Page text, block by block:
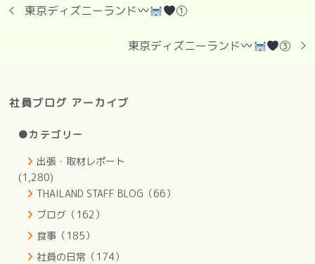
東京ディズニーランド ①
東京ディズニーランド ③
社員ブログ アーカイブ
●カテゴリー
出張・取材レポート
(1,280)
THAILAND STAFF BLOG（66）
ブログ（162）
食事（185）
社員の日常（174）